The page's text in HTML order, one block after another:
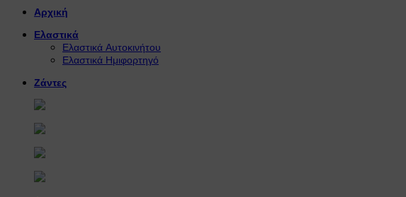
Αρχική
Ελαστικά
Ελαστικά Αυτοκινήτου
Ελαστικά Ημιφορτηγό
Ζάντες